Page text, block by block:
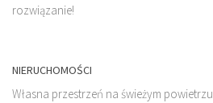
rozwiązanie!
NIERUCHOMOŚCI
Własna przestrzeń na świeżym powietrzu